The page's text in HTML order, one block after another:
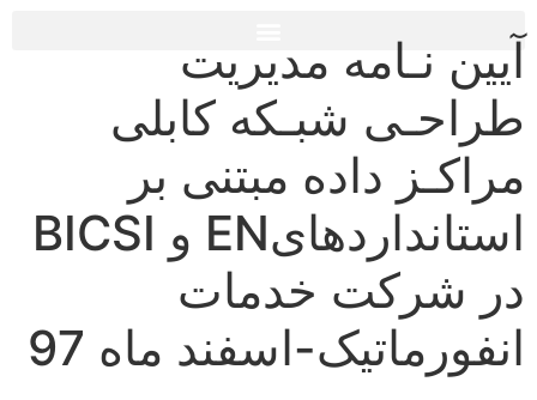
آیین نـامه مدیریت
طراحـی شبـکه کابلی
مراکـز داده مبتنی بر
استانداردهایEN و BICSI
در شرکت خدمات
انفورماتیک-اسفند ماه 97